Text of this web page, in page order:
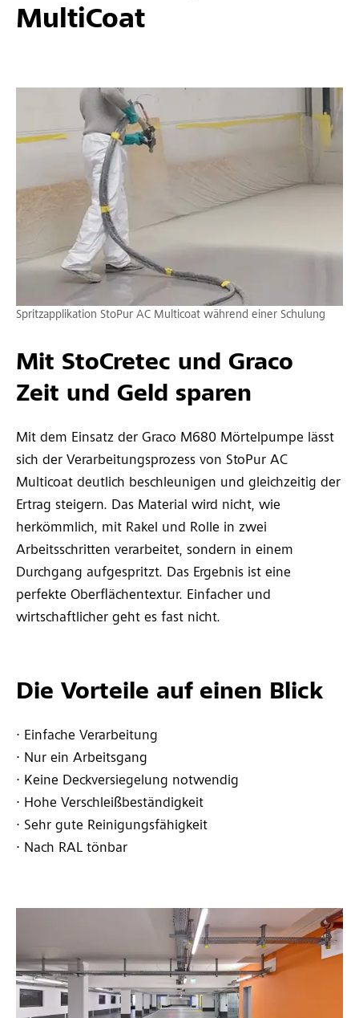
MultiCoat
Mit StoCretec und Graco
Zeit und Geld sparen
Mit dem Einsatz der Graco M680 Mörtelpumpe lässt
sich der Verarbeitungsprozess von StoPur AC
Multicoat deutlich beschleunigen und gleichzeitig der
Ertrag steigern. Das Material wird nicht, wie
herkömmlich, mit Rakel und Rolle in zwei
Arbeitsschritten verarbeitet, sondern in einem
Durchgang aufgespritzt. Das Ergebnis ist eine
perfekte Oberflächentextur. Einfacher und
wirtschaftlicher geht es fast nicht.
Spritzapplikation StoPur AC Multicoat während einer Schulung
Die Vorteile auf einen Blick
∙ Einfache Verarbeitung
∙ Nur ein Arbeitsgang
∙ Keine Deckversiegelung notwendig
∙ Hohe Verschleißbeständigkeit
∙ Sehr gute Reinigungsfähigkeit
∙ Nach RAL tönbar